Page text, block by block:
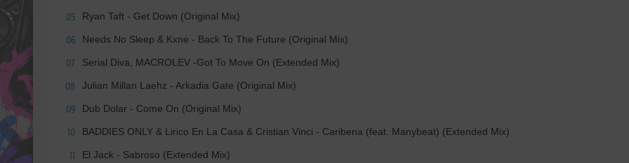
05 Ryan Taft - Get Down (Original Mix)
06 Needs No Sleep & Kxne - Back To The Future (Original Mix)
07 Serial Diva, MACROLEV -Got To Move On (Extended Mix)
08 Julian Millan Laehz - Arkadia Gate (Original Mix)
09 Dub Dolar - Come On (Original Mix)
10 BADDIES ONLY & Lirico En La Casa & Cristian Vinci - Caribena (feat. Manybeat) (Extended Mix)
11 El Jack - Sabroso (Extended Mix)